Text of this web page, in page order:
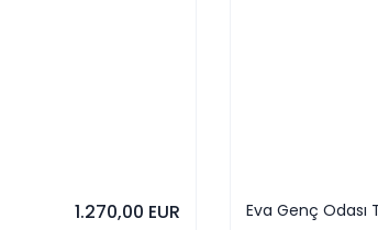
1.270,00 EUR Eva Genç Odası